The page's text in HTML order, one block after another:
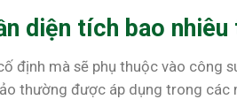
diện tích bao
định mà sẽ phụ thuộc vào công
thường được áp dụng trong các